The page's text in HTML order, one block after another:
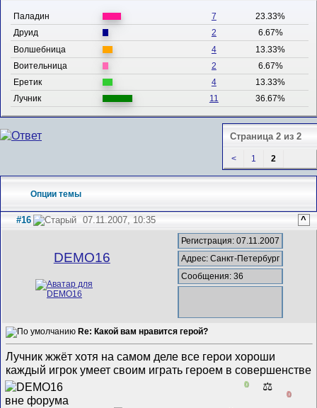
Паладин 7
23.33%
Друид
2
6.67%
Волшебница
4
13.33%
Воительница
2
6.67%
Еретик
4
13.33%
Лучник
11 36.67%
Страница 2 из 2
< 1 2
Опции темы
#16 07.11.2007, 10:35 ^
DEMO16
Регистрация: 07.11.2007
Адрес: Санкт-Петербург
Сообщения: 36
Re: Какой вам нравится герой?
Лучник жжёт хотя на самом деле все герои хороши
каждый игрок умеет своим играть героем в совершенстве
0 ⚖️
0